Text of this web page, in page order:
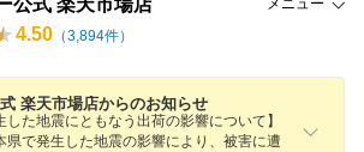
公式 楽天市場店 メニュー
4.50 （3,894件）
楽天市場店からのお知らせ
した地震にともなう出荷の影響について】
で発生した地震の影響により、被害に遭